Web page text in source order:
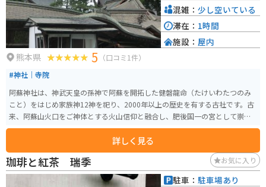
熊本県 5 （口コミ1件）
#神社｜寺院
阿蘇神社は、神武天皇の孫神で阿蘇を開拓した健磐龍命（たけいわたつのみ
こと）をはじめ家族神12神を祀り、2000年以上の歴史を有する古社です。古
来、阿蘇山火口をご神体とする火山信仰と融合し、肥後国一の宮として崇敬
を集めてきました。
詳しく見る
混雑： 少し空いている
滞在： 1時間
施設： 屋内
珈琲と紅茶 瑞季 お気に入り
駐車： 駐車場あり